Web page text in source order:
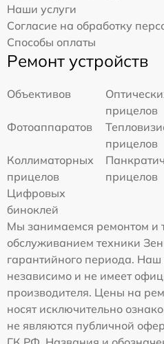
Наши услуги
Согласие на обработку
Способы оплаты
Ремонт устройств
Объективов
прицелов
Фотоаппаратов
прицелов
Коллиматорных
прицелов
прицелов
Цифровых
биноклей
Мы занимаемся ремонтом и
обслуживанием техники
гарантийного периода. Наш
независимо и не имеет
производителя. Цены на
носят исключительно
не являются публичной